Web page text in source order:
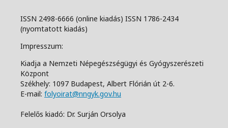
ISSN 2498-6666 (online kiadás) ISSN 1786-2434
(nyomtatott kiadás)
Impresszum:
Kiadja a Nemzeti Népegészségügyi és Gyógyszerészeti
Központ
Székhely: 1097 Budapest, Albert Flórián út 2-6.
E-mail: folyoirat@nngyk.gov.hu
Felelős kiadó: Dr. Surján Orsolya